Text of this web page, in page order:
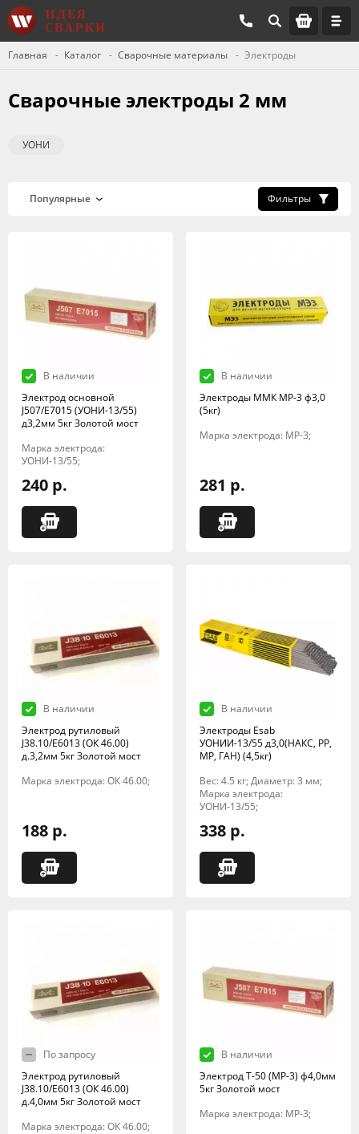
Главная Каталог Сварочные материалы Электроды
Сварочные электроды 2 мм
УОНИ
Фильтры
В наличии
Электрод основной
J507/E7015 (УОНИ-13/55)
д3,2мм 5кг Золотой мост
Марка электрода:
УОНИ-13/55;
240 р.
В наличии
Электроды ММК МР-3 ф3,0
(5кг)
Марка электрода: МР-3;
281 р.
В наличии
Электрод рутиловый
J38.10/E6013 (ОК 46.00)
д.3,2мм 5кг Золотой мост
Марка электрода: ОК 46.00;
188 р.
В наличии
Электроды Esab
УОНИИ-13/55 д3,0(НАКС, РР,
МР, ГАН) (4,5кг)
Вес: 4.5 кг; Диаметр: 3 мм;
Марка электрода:
УОНИ-13/55;
338 р.
По запросу
Электрод рутиловый
J38.10/E6013 (ОК 46.00)
д.4,0мм 5кг Золотой мост
Марка электрода: ОК 46.00;
В наличии
Электрод Т-50 (МР-3) ф4,0мм
5кг Золотой мост
Марка электрода: МР-3;